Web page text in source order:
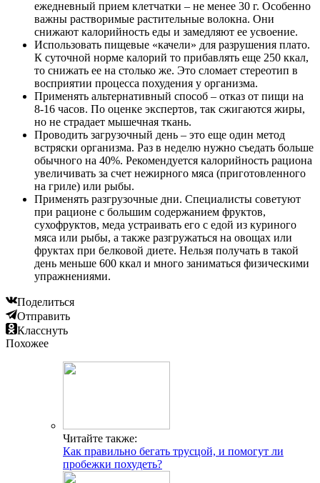
ежедневный прием клетчатки – не менее 30 г. Особенно
важны растворимые растительные волокна. Они
снижают калорийность еды и замедляют ее усвоение.
Использовать пищевые «качели» для разрушения плато.
К суточной норме калорий то прибавлять еще 250 ккал,
то снижать ее на столько же. Это сломает стереотип в
восприятии процесса похудения у организма.
Применять альтернативный способ – отказ от пищи на
8-16 часов. По оценке экспертов, так сжигаются жиры,
но не страдает мышечная ткань.
Проводить загрузочный день – это еще один метод
встряски организма. Раз в неделю нужно съедать больше
обычного на 40%. Рекомендуется калорийность рациона
увеличивать за счет нежирного мяса (приготовленного
на гриле) или рыбы.
Применять разгрузочные дни. Специалисты советуют
при рационе с большим содержанием фруктов,
сухофруктов, меда устраивать его с едой из куриного
мяса или рыбы, а также разгружаться на овощах или
фруктах при белковой диете. Нельзя получать в такой
день меньше 600 ккал и много заниматься физическими
упражнениями.
Поделиться
Отправить
Класснуть
Похожее
Читайте также:
Как правильно бегать трусцой, и помогут ли
пробежки похудеть?